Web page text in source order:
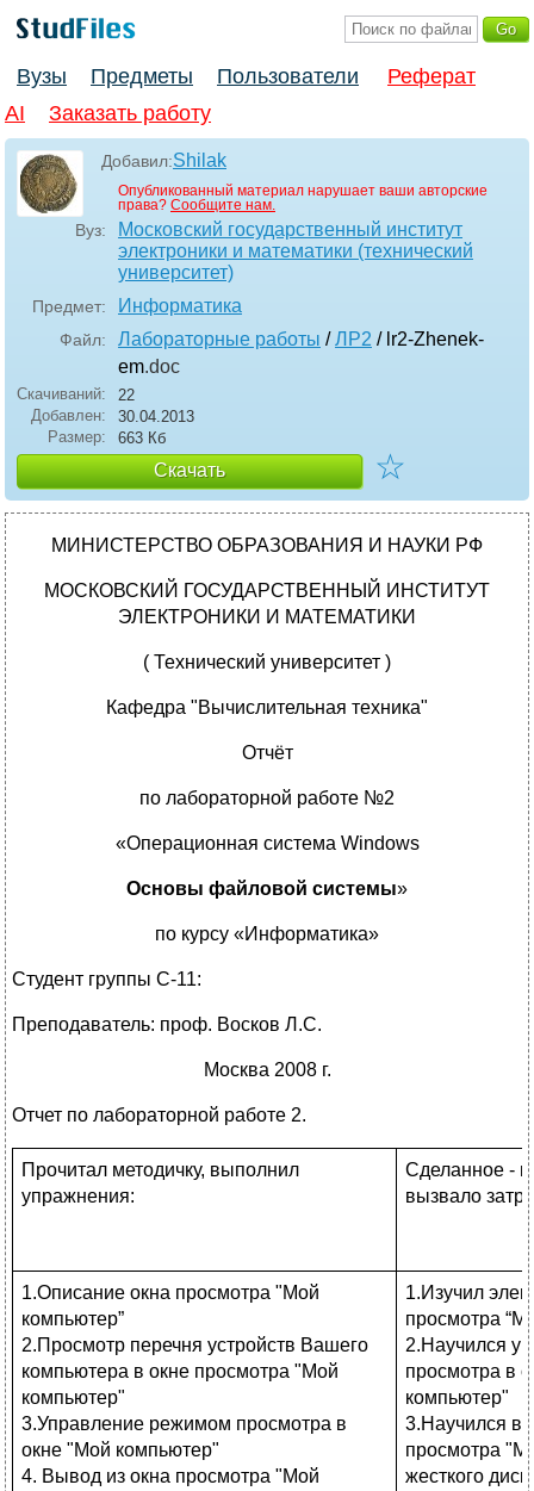
Вузы Предметы Пользователи
Реферат
AI
Заказать работу
Добавил:Shilak
Опубликованный материал нарушает ваши авторские
права? Сообщите нам.
Вуз:
Московский государственный институт
электроники и математики (технический
университет)
Предмет: Информатика
Файл: Лабораторные работы /ЛР2 / lr2-Zhenek-
em.doc
Скачиваний:
22
Добавлен:
30.04.2013
Размер:
663 Кб
Скачать ☆
МИНИСТЕРСТВО ОБРАЗОВАНИЯ И НАУКИ РФ
МОСКОВСКИЙ ГОСУДАРСТВЕННЫЙ ИНСТИТУТ
ЭЛЕКТРОНИКИ И МАТЕМАТИКИ
( Технический университет )
Кафедра "Вычислительная техника"
Отчёт
по лабораторной работе №2
«Операционная система Windows
Основы файловой системы»
по курсу «Информатика»
Студент группы C-11:
Преподаватель: проф. Восков Л.С.
Москва 2008 г.
Отчет по лабораторной работе 2.
Прочитал методичку, выполнил
упражнения:
Сделанное -
вызвало
1.Описание окна просмотра "Мой
компьютер”
2.Просмотр перечня устройств Вашего
компьютера в окне просмотра "Мой
компьютер"
3.Управление режимом просмотра в
окне "Мой компьютер"
4. Вывод из окна просмотра "Мой
1.Изучил
просмотра
2.Научился
просмотра в
компьютер"
3.Научился
просмотра
жесткого